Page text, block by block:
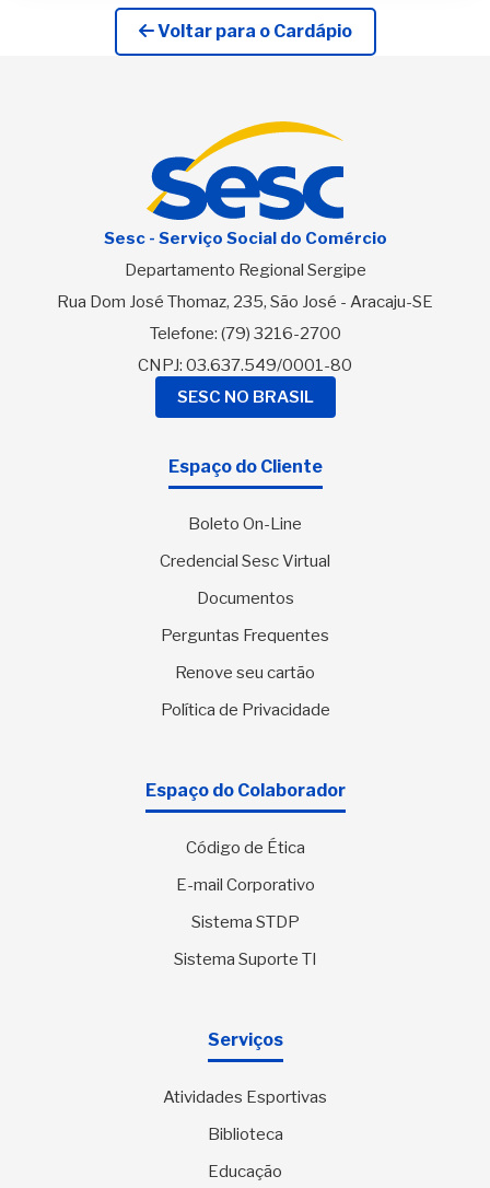
Voltar para o Cardápio
Sesc - Serviço Social do Comércio
Departamento Regional Sergipe
Rua Dom José Thomaz, 235, São José - Aracaju-SE
Telefone: (79) 3216-2700
CNPJ: 03.637.549/0001-80
SESC NO BRASIL
Espaço do Cliente
Boleto On-Line
Credencial Sesc Virtual
Documentos
Perguntas Frequentes
Renove seu cartão
Política de Privacidade
Espaço do Colaborador
Código de Ética
E-mail Corporativo
Sistema STDP
Sistema Suporte TI
Serviços
Atividades Esportivas
Biblioteca
Educação